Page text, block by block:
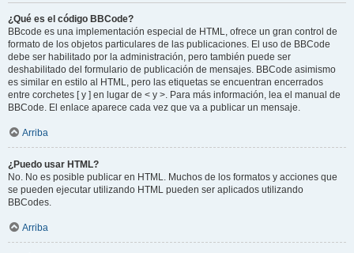
¿Qué es el código BBCode?
BBcode es una implementación especial de HTML, ofrece un gran control de
formato de los objetos particulares de las publicaciones. El uso de BBCode
debe ser habilitado por la administración, pero también puede ser
deshabilitado del formulario de publicación de mensajes. BBCode asimismo
es similar en estilo al HTML, pero las etiquetas se encuentran encerrados
entre corchetes [ y ] en lugar de < y >. Para más información, lea el manual de
BBCode. El enlace aparece cada vez que va a publicar un mensaje.
Arriba
¿Puedo usar HTML?
No. No es posible publicar en HTML. Muchos de los formatos y acciones que
se pueden ejecutar utilizando HTML pueden ser aplicados utilizando
BBCodes.
Arriba